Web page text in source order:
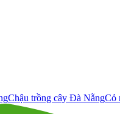
Chậu trồng cây Đà NẵngCỏ